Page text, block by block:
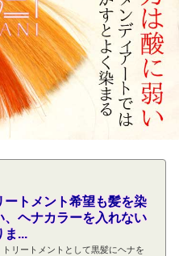
ートメント希望も髪を染
、ヘナカラーを入れない
ま...
リートメントとして黒髪にヘナを